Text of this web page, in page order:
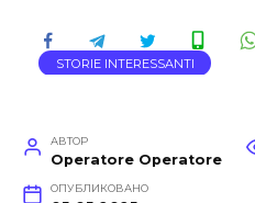
STORIE INTERESSANTI
АВТОР
Operatore Operatore
ОПУБЛИКОВАНО